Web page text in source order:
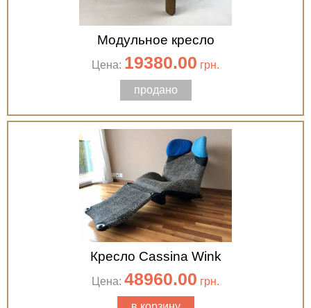
Модульное кресло
Цена: 19380.00 грн.
продано
Кресло Cassina Wink
Цена: 48960.00 грн.